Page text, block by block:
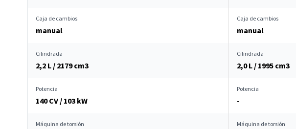
Caja de cambios
manual
Caja de cambios
manual
Cilindrada
2,2 L / 2179 cm3
Cilindrada
2,0 L / 1995 cm3
Potencia
140 CV / 103 kW
Potencia
-
Máquina de torsión Máquina de torsión